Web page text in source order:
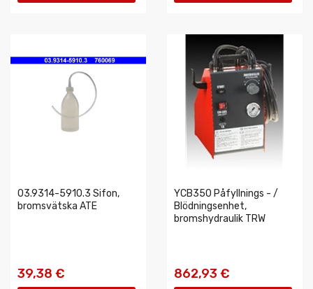
03.9314-5910.3 Sifon,
bromsvätska ATE
39,38 €
YCB350 Påfyllnings - /
Blödningsenhet,
bromshydraulik TRW
862,93 €